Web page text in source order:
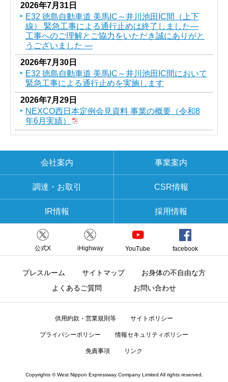
2026年7月31日
E32 徳島自動車道 美馬IC～井川池田IC間（上下
線） 緊急工事による通行止めは終了しました―
工事へのご理解とご協力をいただき誠にありがと
うございました ―
2026年7月30日
E32 徳島自動車道 美馬IC～井川池田IC間において
緊急工事による通行止めを実施します
2026年7月29日
NEXCO西日本定例会見資料 事業の概要（令和8
年6月実績）
会社案内 事業案内
調達・お取引 CSR情報
IR情報 採用情報
公式X iHighway YouTube facebook
プレスルーム サイトマップ
お身体の不自由な方
よくあるご質問
お問い合わせ
供用約款・営業規則等 サイトポリシー
プライバシーポリシー 情報セキュリティポリシー
免責事項 リンク
Copyrights © West Nippon Expressway Company Limited All rights reserved.